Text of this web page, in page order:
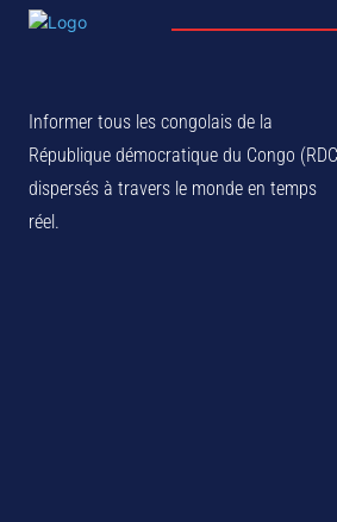
Informer tous les congolais de la
République démocratique du Congo
dispersés à travers le monde en temps
réel.